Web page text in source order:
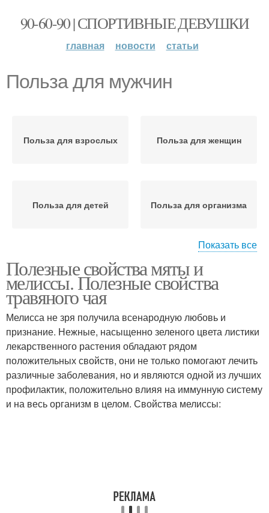
90-60-90 | СПОРТИВНЫЕ ДЕВУШКИ
главная новости статьи
Польза для мужчин
Польза для взрослых Польза для женщин
Польза для детей Польза для организма
онкологических
заболеваниях
Польза при диетах
Показать все
Полезные свойства мяты и
мелиссы. Полезные свойства
травяного чая
Мелисса не зря получила всенародную любовь и
признание. Нежные, насыщенно зеленого цвета листики
лекарственного растения обладают рядом
положительных свойств, они не только помогают лечить
различные заболевания, но и являются одной из лучших
профилактик, положительно влияя на иммунную систему
и на весь организм в целом. Свойства мелиссы: